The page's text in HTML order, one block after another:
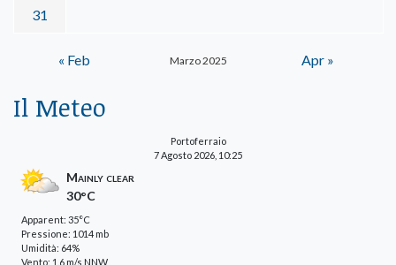
Marzo 2025
31
« Feb Apr »
Il Meteo
Portoferraio
7 Agosto 2026, 10:25
Mainly clear
30°C
Apparent: 35°C
Pressione: 1014 mb
Umidità: 64%
Vento: 1.6 m/s NNW